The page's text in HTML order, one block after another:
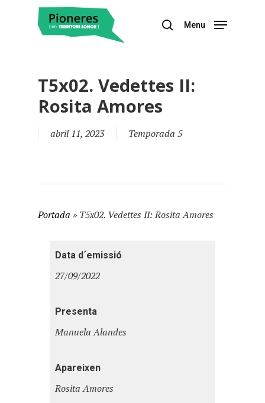
Menu
T5x02. Vedettes II:
Rosita Amores
abril 11, 2023 Temporada 5
Portada » T5x02. Vedettes II: Rosita Amores
Data d´emissió
27/09/2022
Presenta
Manuela Alandes
Apareixen
Rosita Amores